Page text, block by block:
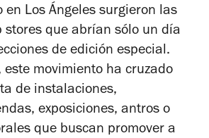
en Los Ángeles surgieron las
stores que abrían sólo un día
de edición especial.
este movimiento ha cruzado
de instalaciones,
exposiciones, antros o
que buscan promover a